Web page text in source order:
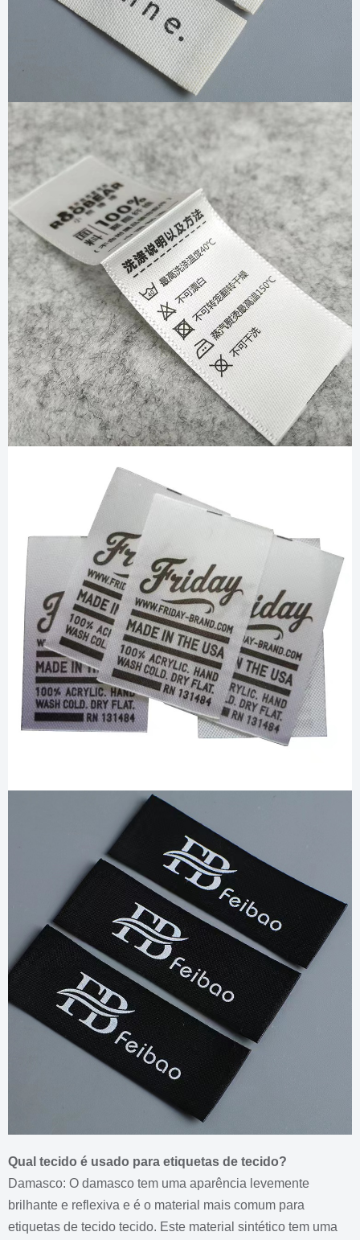
Qual tecido é usado para etiquetas de tecido?
Damasco: O damasco tem uma aparência levemente
brilhante e reflexiva e é o material mais comum para
etiquetas de tecido tecido. Este material sintético tem uma